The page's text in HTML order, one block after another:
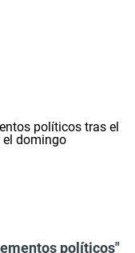
políticos"